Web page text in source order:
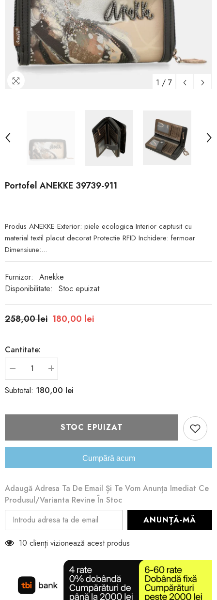
1 / 7
Portofel ANEKKE 39739-911
Produs ANEKKE Exterior: piele ecologica Interior captusit cu
material textil placut decorat Protectie RFID Inchidere: fermoar
Dimensiune:...
Furnizor:
Anekke
Disponibilitate:
Stoc epuizat
258,00 lei 180,00 lei
Cantitate:
Reduceți
cantitatea
pentru
Portofel
911
Creșteți
cantitatea
pentru
Portofel
911
Subtotal: 180,00 lei
STOC EPUIZAT
Cumpără acum
Adaugă Adresa Ta De Email Și Te Vom Anunța Imediat Ce
Produsul/varianta Revine În Stoc
ANUNȚĂ-MĂ
10 clienți vizionează acest produs